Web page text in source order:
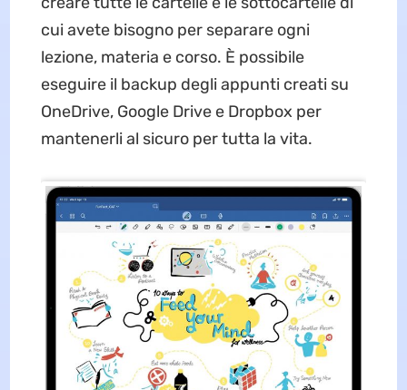
cui avete bisogno per separare ogni
lezione, materia e corso. È possibile
eseguire il backup degli appunti creati su
OneDrive, Google Drive e Dropbox per
mantenerli al sicuro per tutta la vita.